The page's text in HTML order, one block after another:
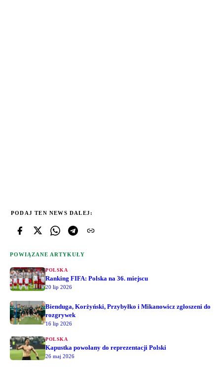
PODAJ TEN NEWS DALEJ:
POWIĄZANE ARTYKUŁY
POLSKA
Ranking FIFA: Polska na 36. miejscu
20 lip 2026
Bienduga, Korżyński, Przybyłko i Mikanowicz zgłoszeni do
rozgrywek
16 lip 2026
POLSKA
Kapustka powołany do reprezentacji Polski
26 maj 2026